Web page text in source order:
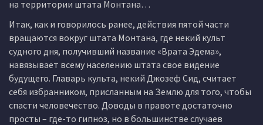
на территории штата Монтана…
Итак, как и говорилось ранее, действия пятой части
вращаются вокруг штата Монтана, где некий культ
судного дня, получивший название «Врата Эдема»,
навязывает всему населению штата свое видение
будущего. Главарь культа, некий Джозеф Сид, считает
себя избранником, присланным на Землю для того, чтобы
спасти человечество. Доводы в правоте достаточно
просты – где-то гипноз, но в большинстве случаев